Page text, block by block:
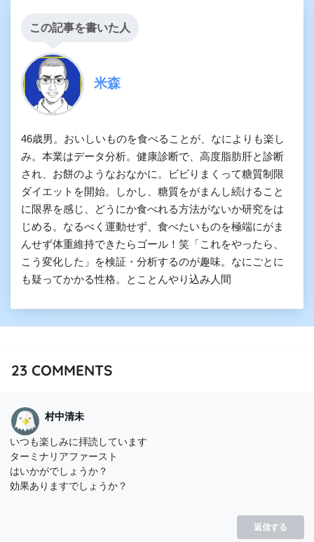
この記事を書いた人
米森
46歳男。おいしいものを食べることが、なによりも楽し
み。本業はデータ分析。健康診断で、高度脂肪肝と診断
され、お餅のようなおなかに。ビビりまくって糖質制限
ダイエットを開始。しかし、糖質をがまんし続けること
に限界を感じ、どうにか食べれる方法がないか研究をは
じめる。なるべく運動せず、食べたいものを極端にがま
んせず体重維持できたらゴール！笑「これをやったら、
こう変化した」を検証・分析するのが趣味。なにごとに
も疑ってかかる性格。とことんやり込み人間
23COMMENTS
村中清未
いつも楽しみに拝読しています
ターミナリアファースト
はいかがでしょうか？
効果ありますでしょうか？
返信する